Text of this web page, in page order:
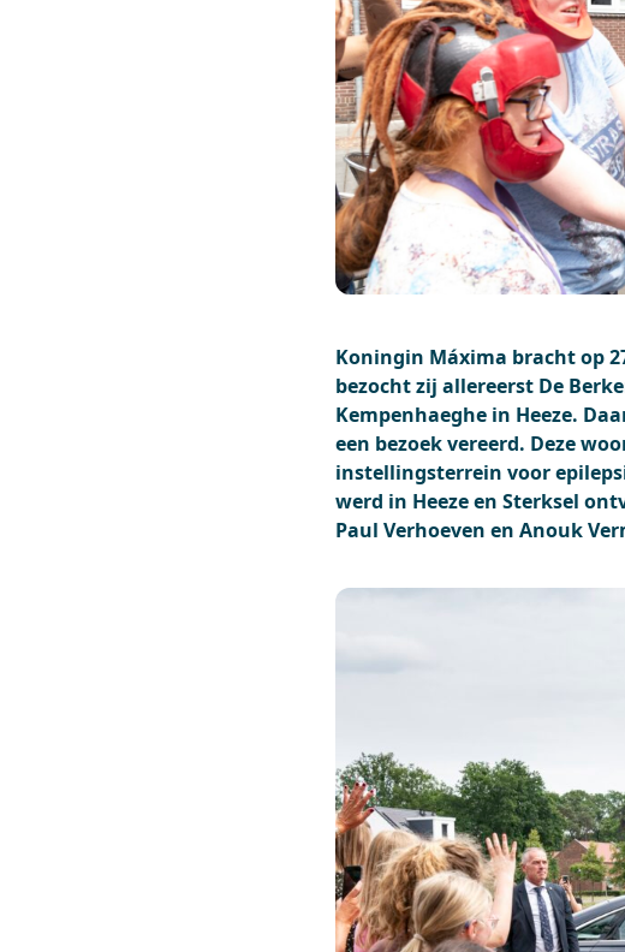
Koningin Máxima bracht op
bezocht zij allereerst De
Kempenhaeghe in Heeze.
een bezoek vereerd. Deze
instellingsterrein voor
werd in Heeze en Sterksel
Paul Verhoeven en Anouk